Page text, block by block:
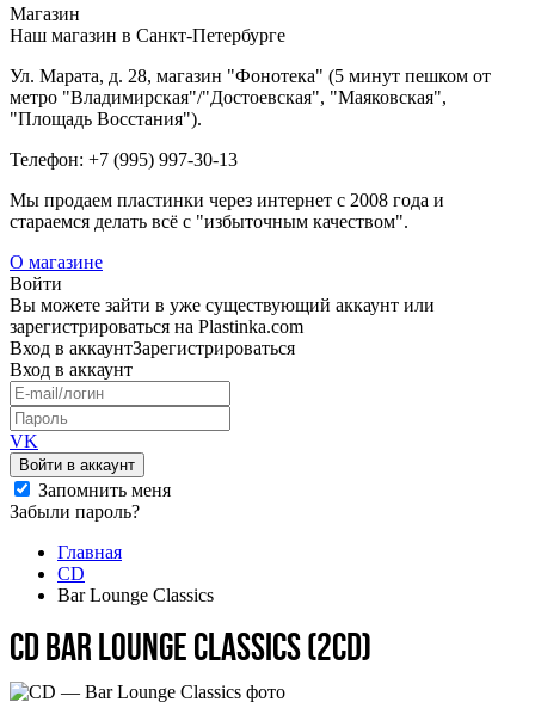
Магазин
Наш магазин в Санкт-Петербурге
Ул. Марата, д. 28, магазин "Фонотека" (5 минут пешком от
метро "Владимирская"/"Достоевская", "Маяковская",
"Площадь Восстания").
Телефон: +7 (995) 997-30-13
Мы продаем пластинки через интернет c 2008 года и
стараемся делать всё с "избыточным качеством".
О магазине
Войти
Вы можете зайти в уже существующий аккаунт или
зарегистрироваться на Plastinka.com
Вход в аккаунтЗарегистрироваться
Вход в аккаунт
VK
Войти в аккаунт
Запомнить меня
Забыли пароль?
Главная
CD
Bar Lounge Classics
CD Bar Lounge Classics (2CD)